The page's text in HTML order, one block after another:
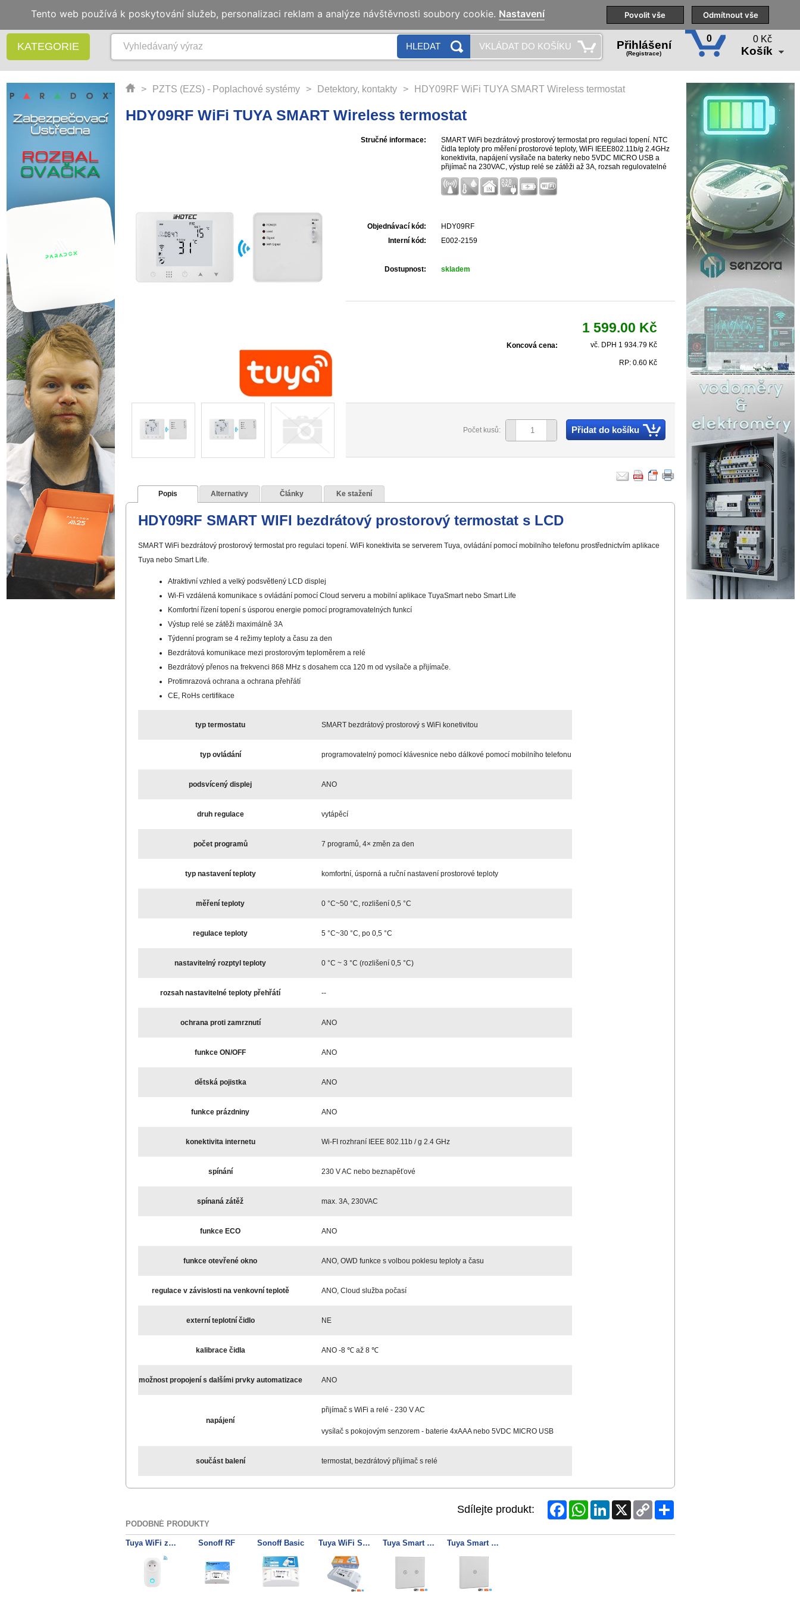
Naše pobočky Technická podpora Školení
KATEGORIE HLEDAT VKLÁDAT DO KOŠÍKU Přihlášení
(Registrace)
0 0 Kč
Košík
> PZTS (EZS) - Poplachové systémy > Detektory, kontakty > HDY09RF WiFi TUYA SMART Wireless termostat
HDY09RF WiFi TUYA SMART Wireless termostat
Stručné informace:
SMART WiFi bezdrátový prostorový termostat pro regulaci topení. NTC
čidla teploty pro měření prostorové teploty, WiFi IEEE802.11b/g 2.4GHz
konektivita, napájení vysílače na baterky nebo 5VDC MICRO USB a
přijímač na 230VAC, výstup relé se zátěži až 3A, rozsah regulovatelné
teploty 5~80℃. Podpora cloud Tuya, Alexa, Google Assist, Rokid a jiné.
Objednávací kód:
HDY09RF
Interní kód:
E002-2159
Dostupnost: skladem
Koncová cena:
1 599.00 Kč
vč. DPH 1 934.79 Kč
RP: 0.60 Kč
Počet kusů: Přidat do košíku
Popis Alternativy Články Ke stažení
HDY09RF SMART WIFI bezdrátový prostorový termostat s LCD
SMART WiFi bezdrátový prostorový termostat pro regulaci topení. WiFi konektivita se serverem Tuya, ovládání pomocí mobilního telefonu prostřednictvím aplikace
Tuya nebo Smart Life.
Atraktivní vzhled a velký podsvětlený LCD displej
Wi-Fi vzdálená komunikace s ovládání pomocí Cloud serveru a mobilní aplikace TuyaSmart nebo Smart Life
Komfortní řízení topení s úsporou energie pomocí programovatelných funkcí
Výstup relé se zátěži maximálně 3A
Týdenní program se 4 režimy teploty a času za den
Bezdrátová komunikace mezi prostorovým teploměrem a relé
Bezdrátový přenos na frekvenci 868 MHz s dosahem cca 120 m od vysílače a přijímače.
Protimrazová ochrana a ochrana přehřátí
CE, RoHs certifikace
typ termostatu SMART bezdrátový prostorový s WiFi konetivitou
typ ovládání programovatelný pomocí klávesnice nebo dálkové pomocí mobilního telefonu
podsvícený displej ANO
druh regulace vytápěcí
počet programů 7 programů, 4× změn za den
typ nastavení teploty komfortní, úsporná a ruční nastavení prostorové teploty
měření teploty 0 °C~50 °C, rozlišení 0,5 °C
regulace teploty 5 °C~30 °C, po 0,5 °C
nastavitelný rozptyl teploty 0 °C ~ 3 °C (rozlišení 0,5 °C)
rozsah nastavitelné teploty přehřátí --
ochrana proti zamrznutí ANO
funkce ON/OFF ANO
dětská pojistka ANO
funkce prázdniny ANO
konektivita internetu Wi-FI rozhraní IEEE 802.11b / g 2.4 GHz
spínání 230 V AC nebo beznapěťové
spínaná zátěž max. 3A, 230VAC
funkce ECO ANO
funkce otevřené okno ANO, OWD funkce s volbou poklesu teploty a času
regulace v závislosti na venkovní teplotě ANO, Cloud služba počasí
externí teplotní čidlo NE
kalibrace čidla ANO -8 ℃ až 8 ℃
možnost propojení s dalšími prvky automatizace ANO
napájení
přijímač s WiFi a relé - 230 V AC
vysílač s pokojovým senzorem - baterie 4xAAA nebo 5VDC MICRO USB
součást balení termostat, bezdrátový přijímač s relé
Sdílejte produkt: FacebookWhatsAppLinkedIn
X
Copy
Link
Share
PODOBNÉ PRODUKTY
Tuya WiFi zásuvka EU/F, 16A měření spotřeby Sonoff RF Sonoff Basic Tuya WiFi Switch AC1 Tuya Smart Touch 2 Tuya Smart Touch 1
Tento web používá k poskytování služeb, personalizaci reklam a analýze návštěvnosti soubory cookie. Nastavení Povolit vše Odmítnout vše